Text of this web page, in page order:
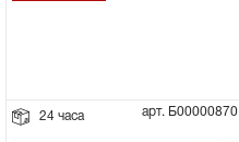
24 часа арт. Б00000870